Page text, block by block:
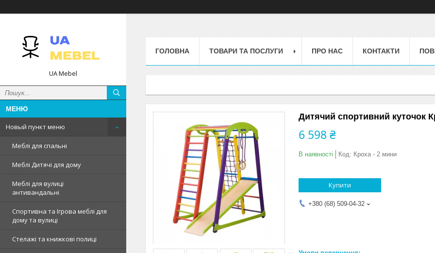
UA Mebel
Новый пункт меню
Меблі для спальні
Меблі Дитячі для дому
Меблі для вулиці
антивандальні
Спортивна та Ігрова меблі для
дому та вулиці
Стелажі та книжкові полиці
ГОЛОВНА ТОВАРИ ТА ПОСЛУГИ ПРО НАС КОНТАКТИ
Дитячий спортивний куточок
6 598 ₴
В наявності Код: Кроха - 2 мини
Купити
+380 (68) 509-04-32